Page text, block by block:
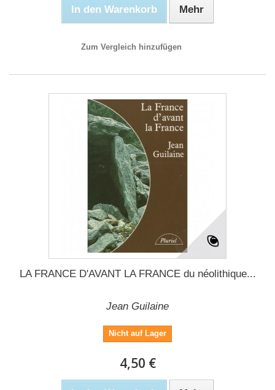
In den Warenkorb Mehr
Zum Vergleich hinzufügen
LA FRANCE D'AVANT LA FRANCE du néolithique...
Jean Guilaine
Nicht auf Lager
4,50 €